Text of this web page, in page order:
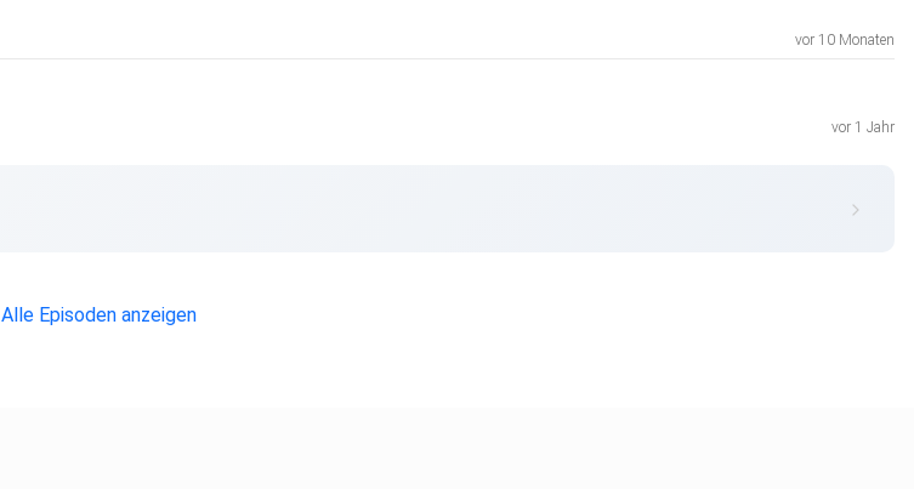
vor 10 Monaten
vor 1 Jahr
Alle Episoden anzeigen